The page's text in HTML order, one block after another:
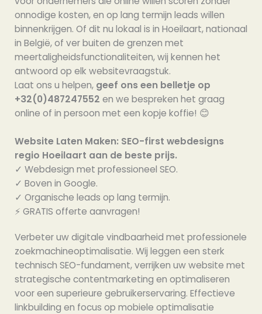
onnodige kosten, en op lang termijn leads willen
binnenkrijgen. Of dit nu lokaal is in Hoeilaart, nationaal
in België, of ver buiten de grenzen met
meertaligheidsfunctionaliteiten, wij kennen het
antwoord op elk websitevraagstuk.
Laat ons u helpen, geef ons een belletje op
+32(0)487247552 en we bespreken het graag
online of in persoon met een kopje koffie! 😊
Website Laten Maken: SEO-first webdesigns
regio Hoeilaart aan de beste prijs.
✓ Webdesign met professioneel SEO.
✓ Boven in Google.
✓ Organische leads op lang termijn.
⚡️ GRATIS offerte aanvragen!
Verbeter uw digitale vindbaarheid met professionele
zoekmachineoptimalisatie. Wij leggen een sterk
technisch SEO-fundament, verrijken uw website met
strategische contentmarketing en optimaliseren
voor een superieure gebruikerservaring. Effectieve
linkbuilding en focus op mobiele optimalisatie